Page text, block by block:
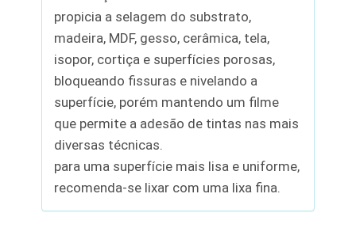
propicia a selagem do substrato,
madeira, MDF, gesso, cerâmica, tela,
isopor, cortiça e superfícies porosas,
bloqueando fissuras e nivelando a
superfície, porém mantendo um filme
que permite a adesão de tintas nas mais
diversas técnicas.
para uma superfície mais lisa e uniforme,
recomenda-se lixar com uma lixa fina.